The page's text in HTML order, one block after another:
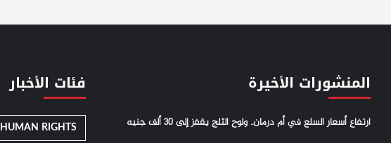
المنشورات الأخيرة
ارتفاع أسعار السلع في أم درمان.. ولوح الثلج يقفز إلى 30 ألف جنيه
فئات الأخبار
HUMAN RIGHTS